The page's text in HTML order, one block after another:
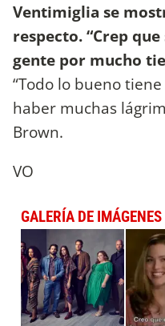
Ventimiglia se
respecto. “Crep
gente por mucho
“Todo lo bueno
haber muchas
Brown.
VO
GALERÍA DE IMÁGENES